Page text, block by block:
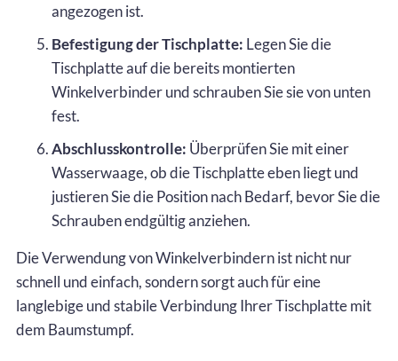
angezogen ist.
Befestigung der Tischplatte: Legen Sie die
Tischplatte auf die bereits montierten
Winkelverbinder und schrauben Sie sie von unten
fest.
Abschlusskontrolle: Überprüfen Sie mit einer
Wasserwaage, ob die Tischplatte eben liegt und
justieren Sie die Position nach Bedarf, bevor Sie die
Schrauben endgültig anziehen.
Die Verwendung von Winkelverbindern ist nicht nur
schnell und einfach, sondern sorgt auch für eine
langlebige und stabile Verbindung Ihrer Tischplatte mit
dem Baumstumpf.